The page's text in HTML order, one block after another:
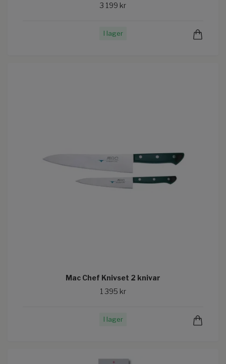
3 199 kr
I lager
Mac Chef Knivset 2 knivar
1 395 kr
I lager